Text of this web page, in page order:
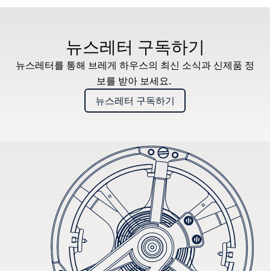
뉴스레터 구독하기
뉴스레터를 통해 브레게 하우스의 최신 소식과 신제품 정
보를 받아 보세요.
뉴스레터 구독하기